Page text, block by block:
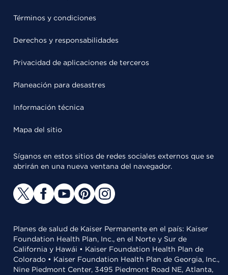
Términos y condiciones
Derechos y responsabilidades
Privacidad de aplicaciones de terceros
Planeación para desastres
Información técnica
Mapa del sitio
Síganos en estos sitios de redes sociales externos que se
abrirán en una nueva ventana del navegador.
Planes de salud de Kaiser Permanente en el país: Kaiser
Foundation Health Plan, Inc., en el Norte y Sur de
California y Hawái • Kaiser Foundation Health Plan de
Colorado • Kaiser Foundation Health Plan de Georgia, Inc.,
Nine Piedmont Center, 3495 Piedmont Road NE, Atlanta,